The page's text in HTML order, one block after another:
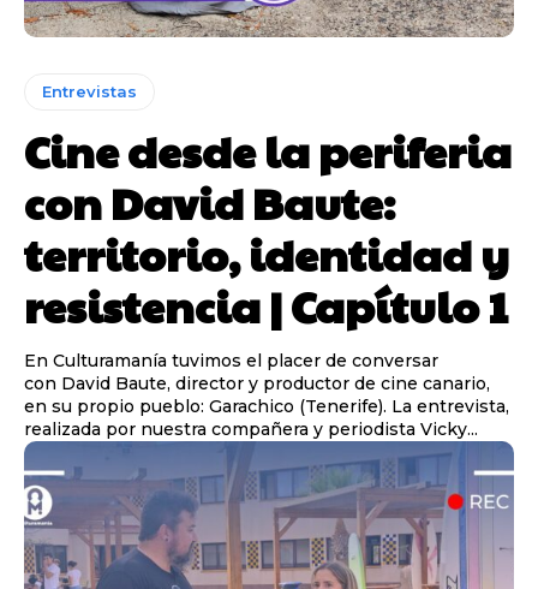
Entrevistas
Cine desde la periferia
con David Baute:
territorio, identidad y
resistencia | Capítulo 1
En Culturamanía tuvimos el placer de conversar
con David Baute, director y productor de cine canario,
en su propio pueblo: Garachico (Tenerife). La entrevista,
realizada por nuestra compañera y periodista Vicky...